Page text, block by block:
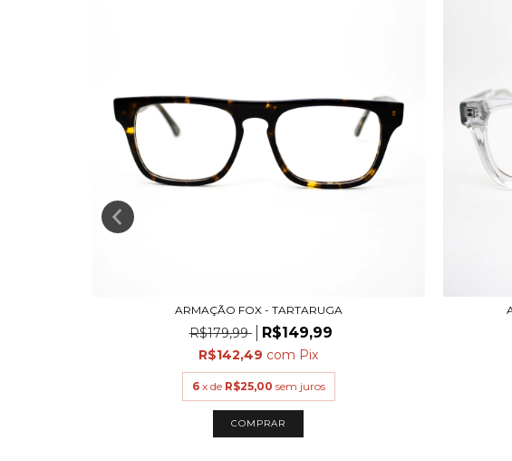
ARMAÇÃO FOX - TARTARUGA
R$179,99 R$149,99
R$142,49 com Pix
6 x de R$25,00 sem juros
COMPRAR